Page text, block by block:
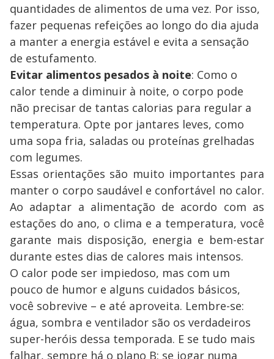
quantidades de alimentos de uma vez. Por isso,
fazer pequenas refeições ao longo do dia ajuda
a manter a energia estável e evita a sensação
de estufamento.
Evitar alimentos pesados à noite: Como o
calor tende a diminuir à noite, o corpo pode
não precisar de tantas calorias para regular a
temperatura. Opte por jantares leves, como
uma sopa fria, saladas ou proteínas grelhadas
com legumes.
Essas orientações são muito importantes para
manter o corpo saudável e confortável no calor.
Ao adaptar a alimentação de acordo com as
estações do ano, o clima e a temperatura, você
garante mais disposição, energia e bem-estar
durante estes dias de calores mais intensos.
O calor pode ser impiedoso, mas com um
pouco de humor e alguns cuidados básicos,
você sobrevive – e até aproveita. Lembre-se:
água, sombra e ventilador são os verdadeiros
super-heróis dessa temporada. E se tudo mais
falhar, sempre há o plano B: se jogar numa